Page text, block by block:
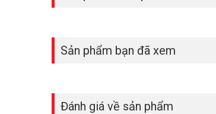
Sản phẩm bạn đã xem
Đánh giá về sản phẩm